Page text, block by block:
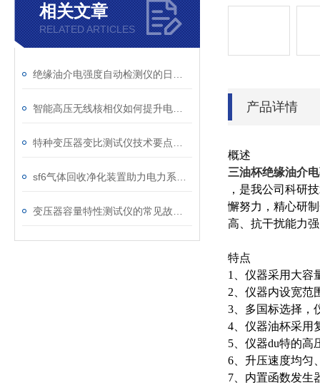
相关文章
RELATED ARTICLES
产品详情
概述
三油杯绝缘油介
，是我公司科研
懈努力，精心研
高、抗干扰能力
特点
1、仪器采用大容
2、仪器内设宽范
3、多国标选择，
4、仪器油杯采用
5、仪器du特的高
6、升压速度均匀
7、内置函数发生